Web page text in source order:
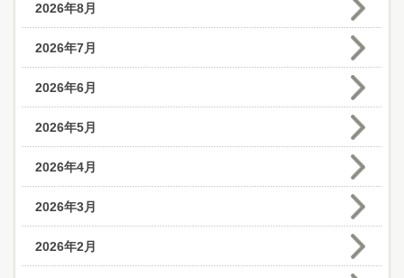
2026年8月
2026年7月
2026年6月
2026年5月
2026年4月
2026年3月
2026年2月